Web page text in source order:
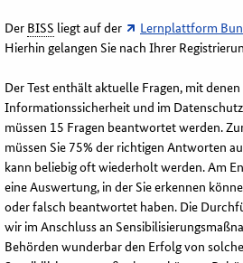
Der BISS liegt auf der Lernplattform
Hierhin gelangen Sie nach Ihrer
Der Test enthält aktuelle Fragen, mit
Informationssicherheit und im
müssen 15 Fragen beantwortet werden.
müssen Sie 75% der richtigen Antworten
kann beliebig oft wiederholt werden. Am
eine Auswertung, in der Sie erkennen
oder falsch beantwortet haben. Die
wir im Anschluss an
Behörden wunderbar den Erfolg von